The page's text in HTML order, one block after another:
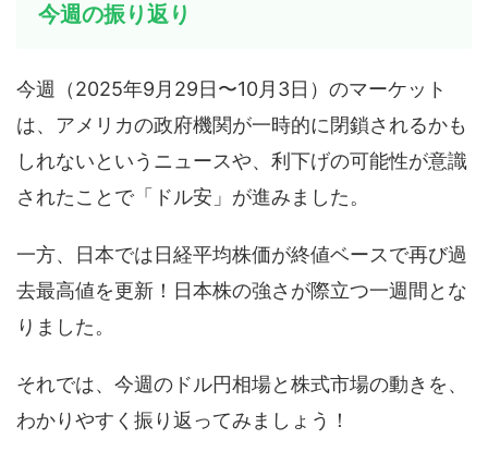
今週の振り返り
今週（2025年9月29日〜10月3日）のマーケット
は、アメリカの政府機関が一時的に閉鎖されるかも
しれないというニュースや、利下げの可能性が意識
されたことで「ドル安」が進みました。
一方、日本では日経平均株価が終値ベースで再び過
去最高値を更新！日本株の強さが際立つ一週間とな
りました。
それでは、今週のドル円相場と株式市場の動きを、
わかりやすく振り返ってみましょう！